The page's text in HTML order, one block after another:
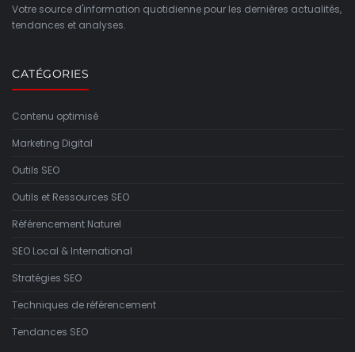
Votre source d'information quotidienne pour les dernières actualités,
tendances et analyses.
CATÉGORIES
Contenu optimisé
Marketing Digital
Outils SEO
Outils et Ressources SEO
Référencement Naturel
SEO Local & International
Stratégies SEO
Techniques de référencement
Tendances SEO